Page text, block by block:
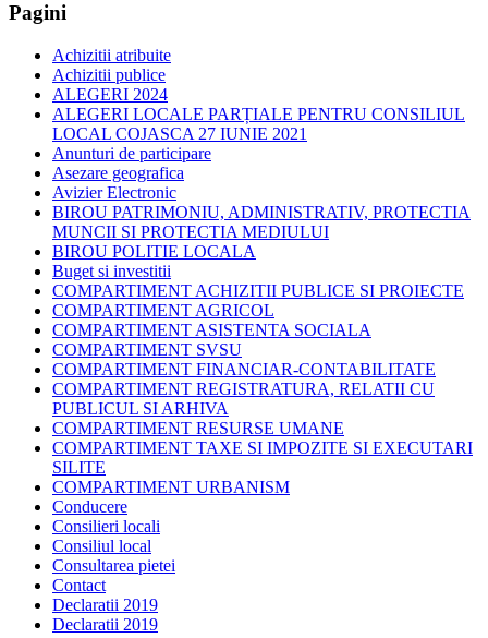
Pagini
Achizitii atribuite
Achizitii publice
ALEGERI 2024
ALEGERI LOCALE PARȚIALE PENTRU CONSILIUL
LOCAL COJASCA 27 IUNIE 2021
Anunturi de participare
Asezare geografica
Avizier Electronic
BIROU PATRIMONIU, ADMINISTRATIV, PROTECTIA
MUNCII SI PROTECTIA MEDIULUI
BIROU POLITIE LOCALA
Buget si investitii
COMPARTIMENT ACHIZITII PUBLICE SI PROIECTE
COMPARTIMENT AGRICOL
COMPARTIMENT ASISTENTA SOCIALA
COMPARTIMENT SVSU
COMPARTIMENT FINANCIAR-CONTABILITATE
COMPARTIMENT REGISTRATURA, RELATII CU
PUBLICUL SI ARHIVA
COMPARTIMENT RESURSE UMANE
COMPARTIMENT TAXE SI IMPOZITE SI EXECUTARI
SILITE
COMPARTIMENT URBANISM
Conducere
Consilieri locali
Consiliul local
Consultarea pietei
Contact
Declaratii 2019
Declaratii 2019